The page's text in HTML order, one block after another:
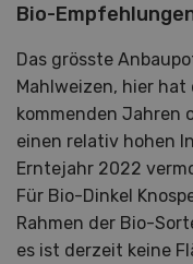
Bio-
Das grösste
Mahlweizen, hier
kommenden Jahren
einen relativ hohen
Erntejahr 2022
Für Bio-Dinkel
Rahmen der Bio-
es ist derzeit keine